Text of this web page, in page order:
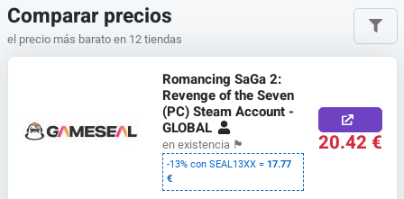
Comparar precios
el precio más barato en 12 tiendas
Romancing SaGa 2:
Revenge of the Seven
(PC) Steam Account -
GLOBAL
en existencia 🏴
-13% con SEAL13XX =17.77
€
20.42 €